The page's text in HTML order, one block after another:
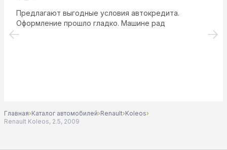
Предлагают выгодные условия автокредита.
Оформление прошло гладко. Машине рад
Главная›Каталог автомобилей›Renault›Koleos›
Renault Koleos, 2.5, 2009